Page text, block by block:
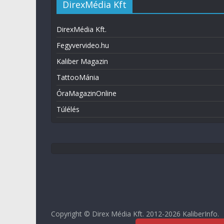
DirexMédia Kft
DirexMédia Kft.
Fegyvervideo.hu
Kaliber Magazin
TattooMánia
ÓraMagazinOnline
Túlélés
Copyright © Direx Média Kft. 2012-2026 KaliberInfo.